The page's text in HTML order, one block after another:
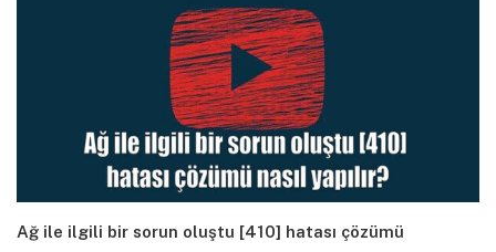
Ağ ile ilgili bir sorun oluştu [410] hatası çözümü